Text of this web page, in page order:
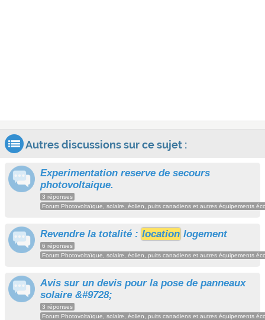
Autres discussions sur ce sujet :
Experimentation reserve de secours
photovoltaique.
3 réponses
Forum Photovoltaïque, solaire, éolien, puits canadiens et autres équipements
Revendre la totalité : location logement
6 réponses
Forum Photovoltaïque, solaire, éolien, puits canadiens et autres équipements
Avis sur un devis pour la pose de panneaux
solaire &#9728;
3 réponses
Forum Photovoltaïque, solaire, éolien, puits canadiens et autres équipements